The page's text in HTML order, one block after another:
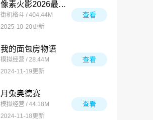
像素火影2026最新版
街机格斗 / 404.44M
2025-10-20更新
查看
我的面包房物语
模拟经营 / 28.44M
2024-11-19更新
查看
月兔奥德赛
模拟经营 / 44.18M
2024-11-18更新
查看